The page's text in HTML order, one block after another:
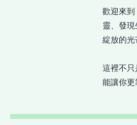
歡迎來
靈、發
綻放的光
這裡不
能讓你更